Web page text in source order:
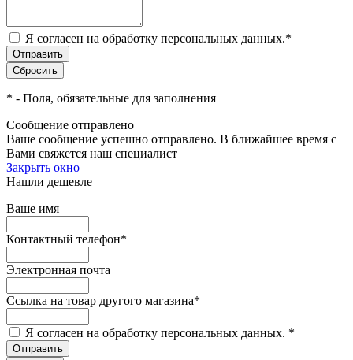
Я согласен на обработку персональных данных.*
* - Поля, обязательные для заполнения
Сообщение отправлено
Ваше сообщение успешно отправлено. В ближайшее время с
Вами свяжется наш специалист
Закрыть окно
Нашли дешевле
Ваше имя
Контактный телефон*
Электронная почта
Ссылка на товар другого магазина*
Я согласен на обработку персональных данных. *